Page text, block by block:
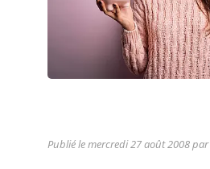
Publié lemercredi 27 août 2008par